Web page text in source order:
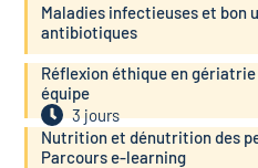
Maladies infectieuses et bon
antibiotiques
Réflexion éthique en
équipe
3 jours
Nutrition et dénutrition des
Parcours e-learning